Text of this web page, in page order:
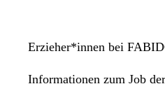
Erzieher*innen bei
Informationen zum Job